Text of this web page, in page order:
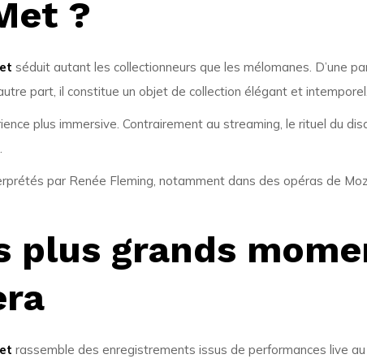
?
séduit autant les collectionneurs que les mélomanes. D’une
part, il constitue un objet de collection élégant et intemporel.
plus immersive. Contrairement au streaming, le rituel du
par Renée Fleming, notamment dans des opéras de
plus grands
rassemble des enregistrements issus de performances live